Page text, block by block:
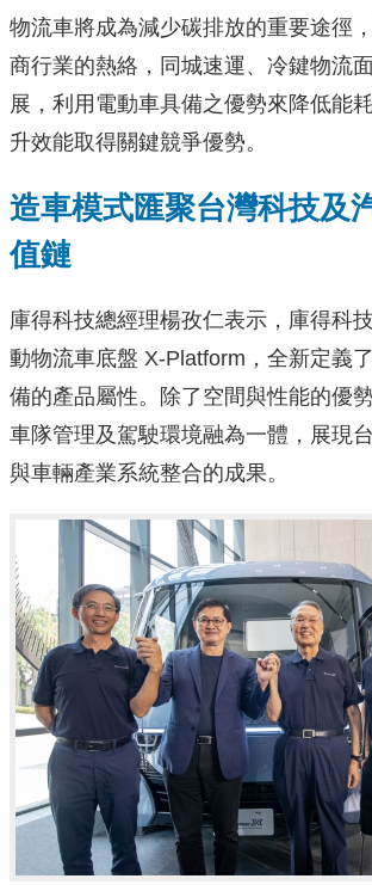
物流車將成為減少碳排放的重要途徑
商行業的熱絡，同城速運、冷鍵物流
展，利用電動車具備之優勢來降低能
升效能取得關鍵競爭優勢。
造車模式匯聚台灣科技及
值鏈
庫得科技總經理楊孜仁表示，庫得科
動物流車底盤 X-Platform，全新定義
備的產品屬性。除了空間與性能的優
車隊管理及駕駛環境融為一體，展現
與車輛產業系統整合的成果。